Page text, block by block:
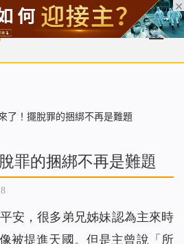
音 基督徒見證 信仰解答 聖經
了！擺脫罪的捆綁不再是難題
罪的捆綁不再是難題
安，很多弟兄姊妹認為主來時
被提進天國。但是主曾說「 所